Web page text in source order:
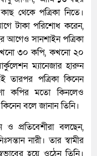
থেকে পত্রিকা নিতে।
টাকা পরিশোধ করেন,
আগেও সানশাইন পত্রিকা
৩০ কপি, কখনো ২০
ম্যানেজার হারুন
তারপর পত্রিকা কিনেন
কপির মতো কিনলেও
বলে জানান তিনি।
প্রতিবেশীরা বলছেন,
নারী। তার স্বামীর